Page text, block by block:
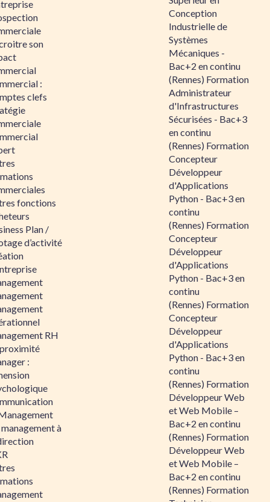
son
:
clefs
fonctions
Plan /
d’activité
RH
:
à
Conception
Industrielle de
Systèmes
Mécaniques -
Bac+2 en continu
(Rennes) Formation
Administrateur
d'Infrastructures
Sécurisées - Bac+3
en continu
(Rennes) Formation
Concepteur
Développeur
d'Applications
Python - Bac+3 en
continu
(Rennes) Formation
Concepteur
Développeur
d'Applications
Python - Bac+3 en
continu
(Rennes) Formation
Concepteur
Développeur
d'Applications
Python - Bac+3 en
continu
(Rennes) Formation
Développeur Web
et Web Mobile –
Bac+2 en continu
(Rennes) Formation
Développeur Web
et Web Mobile –
Bac+2 en continu
(Rennes) Formation